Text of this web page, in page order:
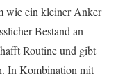
wie ein kleiner Anker
Bestand an
Routine und gibt
In Kombination mit